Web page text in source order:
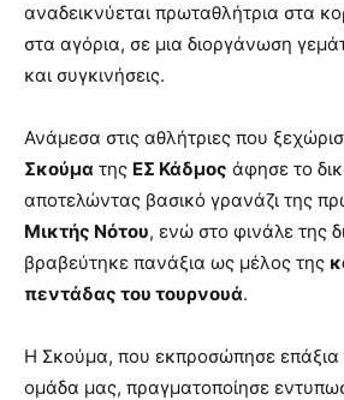
αναδεικνύεται πρωταθλήτρια στα
στα αγόρια, σε μια διοργάνωση
και συγκινήσεις.
Ανάμεσα στις αθλήτριες που
Σκούμα της ΕΣ Κάδμος άφησε το
αποτελώντας βασικό γρανάζι της
Μικτής Νότου, ενώ στο φινάλε της
βραβεύτηκε πανάξια ως μέλος της
πεντάδας του τουρνουά.
Η Σκούμα, που εκπροσώπησε επάξια
ομάδα μας, πραγματοποίησε